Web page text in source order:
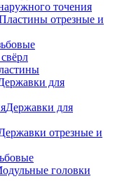
точения
отрезные и
для
Державки для
отрезные и
головки